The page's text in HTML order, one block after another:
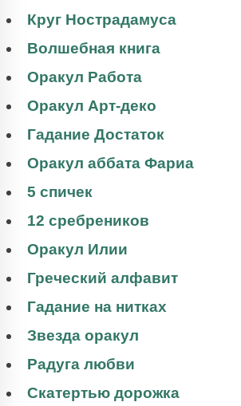
Круг Нострадамуса
Волшебная книга
Оракул Работа
Оракул Арт-деко
Гадание Достаток
Оракул аббата Фариа
5 спичек
12 сребреников
Оракул Илии
Греческий алфавит
Гадание на нитках
Звезда оракул
Радуга любви
Скатертью дорожка